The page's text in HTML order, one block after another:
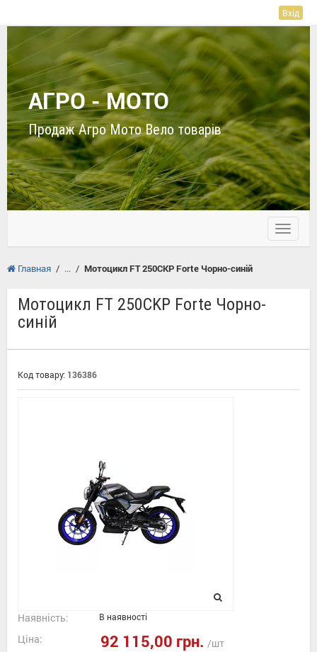
Вхід
АГРО - МОТО
Продаж Агро Мото Вело товарів
Toggle
Главная / / Мотоцикл FT 250CKP Forte Чорно-синій
Мотоцикл FT 250CKP Forte Чорно-
синій
Код товару: 136386
Наявність: В наявності
Ціна: 92 115,00 грн. /шт